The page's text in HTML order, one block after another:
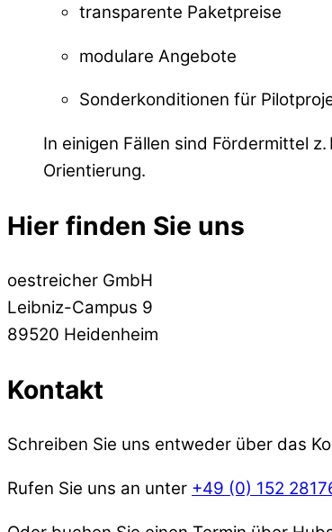
transparente Paketpreise
modulare Angebote
Sonderkonditionen für
In einigen Fällen sind Fördermittel
Orientierung.
Hier finden Sie uns
oestreicher GmbH
Leibniz-Campus 9
89520 Heidenheim
Kontakt
Schreiben Sie uns entweder über das
Rufen Sie uns an unter +49 (0) 152